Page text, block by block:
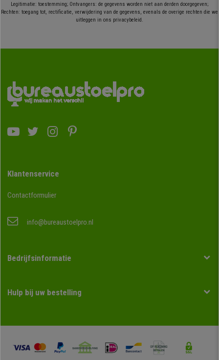
Legitimatie: toestemming; Ontvangers: de gegevens worden niet aan derden doorgegeven;
Rechten: toegang tot, rectificatie, verwijdering van de gegevens, evenals de overige rechten die we
uitleggen in ons privacybeleid.
Klantenservice
Contactformulier
info@bureaustoelpro.nl
Bedrijfsinformatie
Hulp bij uw bestelling